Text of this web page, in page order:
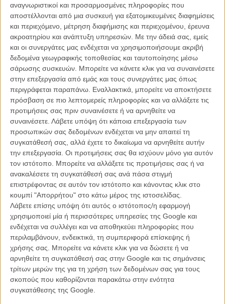
αναγνωριστικοί και προσαρμοσμένες πληροφορίες που
αποστέλλονται από μια συσκευή για εξατομικευμένες διαφημίσεις
και περιεχόμενο, μέτρηση διαφήμισης και περιεχομένου, έρευνα
ακροατηρίου και ανάπτυξη υπηρεσιών. Με την άδειά σας, εμείς
και οι συνεργάτες μας ενδέχεται να χρησιμοποιήσουμε ακριβή
δεδομένα γεωγραφικής τοποθεσίας και ταυτοποίησης μέσω
σάρωσης συσκευών. Μπορείτε να κάνετε κλικ για να συναινέσετε
στην επεξεργασία από εμάς και τους συνεργάτες μας όπως
περιγράφεται παραπάνω. Εναλλακτικά, μπορείτε να αποκτήσετε
πρόσβαση σε πιο λεπτομερείς πληροφορίες και να αλλάξετε τις
προτιμήσεις σας πριν συναινέσετε ή να αρνηθείτε να
συναινέσετε. Λάβετε υπόψη ότι κάποια επεξεργασία των
προσωπικών σας δεδομένων ενδέχεται να μην απαιτεί τη
συγκατάθεσή σας, αλλά έχετε το δικαίωμα να αρνηθείτε αυτήν
την επεξεργασία. Οι προτιμήσεις σας θα ισχύουν μόνο για αυτόν
τον ιστότοπο. Μπορείτε να αλλάξετε τις προτιμήσεις σας ή να
ανακαλέσετε τη συγκατάθεσή σας ανά πάσα στιγμή
επιστρέφοντας σε αυτόν τον ιστότοπο και κάνοντας κλικ στο
κουμπί "Απορρήτου" στο κάτω μέρος της ιστοσελίδας.
Λάβετε επίσης υπόψη ότι αυτός ο ιστότοπος/η εφαρμογή
χρησιμοποιεί μία ή περισσότερες υπηρεσίες της Google και
ενδέχεται να συλλέγει και να αποθηκεύει πληροφορίες που
περιλαμβάνουν, ενδεικτικά, τη συμπεριφορά επίσκεψης ή
χρήσης σας. Μπορείτε να κάνετε κλικ για να δώσετε ή να
αρνηθείτε τη συγκατάθεσή σας στην Google και τις σημάνσεις
τρίτων μερών της για τη χρήση των δεδομένων σας για τους
σκοπούς που καθορίζονται παρακάτω στην ενότητα
συγκατάθεσης της Google.
φωτογραφικών φακών, κάνει το ίδιο στις Κάννες, πάνω στον
παραλιακό δρόμο της Κρουαζέτ, την Τετάρτη, 20 Μαΐου.
Διαβάστε ακόμη:Κάννες 2015. Τα 10 trending topics της #1ης
μέρας
Στο «Banquet des 5000», ισάριθμα πλήρη γεύματα θα
προσφέρονται δωρεάν, παρασκευασμένα από τρόφιμα που δεν
προχωρούν στην πώληση, για λόγους αισθητικής ή
υπερπληθώρας, αλλά παραμένουν φρέσκα και νοστιμότατα. Από τις
12 ως τις 4 το μεσημέρι, την Τετάρτη 20 Μαΐου, η Feedback, σε
συνεργασία με το Φεστιβάλ Καννών, τον Δήμο Καννών και
οργανώσεις εθελοντών της πόλης και της γύρω περιοχής θα
παραθέσει αυτό το πλούσιο δωρεάν γεύμα, σε ανθρώπους που το
χρειάζονται αλλά και σε περαστικούς, δηλώνοντας τρανταχτά ότι το
μόνο που χρειάζεται για να μην καταλήγουν τεράστιες ποσότητες
τροφίμων στα σκουπίδια, είναι φαντασία και... όρεξη! Για
περισσότερες πληροφορίες επισκεφθείτε το website της Feedback
To 68o Φεστιβάλ Καννών διεξάγεται από τις 13 έως τις 24
Μαΐου. Τo Flix βρίσκεται εκεί για να σας μεταφέρει ζωντανά
όλα όσα συμβαίνουν, τη στιγμή που συμβαίνουν στο ειδικό
τμήμα του Flix που ανανεώνεται συνεχώς.